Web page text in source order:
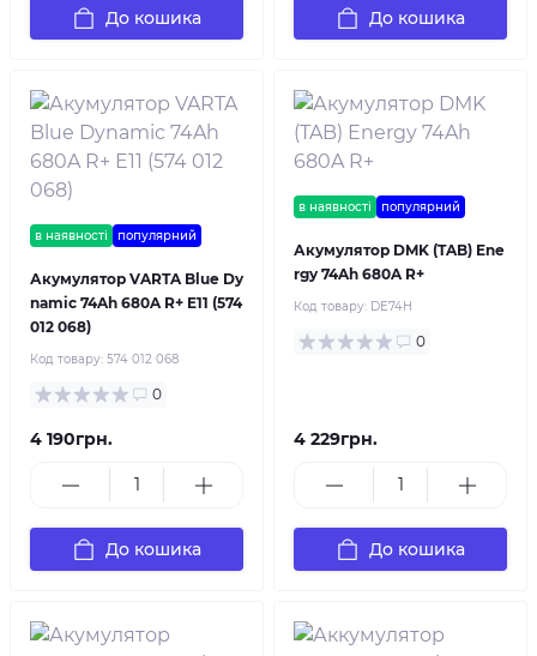
До кошика До кошика
в наявності популярний
Акумулятор VARTA Blue Dy
namic 74Ah 680A R+ E11 (574
012 068)
Код товару: 574 012 068
0
4 190грн.
До кошика
в наявності популярний
Акумулятор DMK (TAB) Ene
rgy 74Ah 680A R+
Код товару: DE74H
0
4 229грн.
До кошика